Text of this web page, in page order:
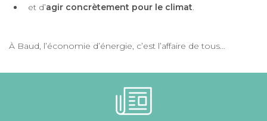
et d’agir concrètement pour le climat.
À Baud, l’économie d’énergie, c’est l’affaire de tous…